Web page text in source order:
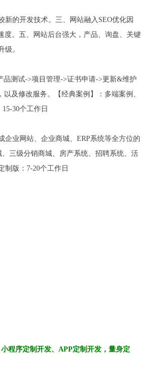
的开发技术。 三、网站融入 SEO优化因
。 五、网站后台强大，产品、询盘、关键
级。
测试->项目管理->证书申请->更新&维护
及修改服务。
【经典案例】：多端案例、
15-30个工作日
业网站、企业商城、 ERP系统等全方位的
三级分销商城、房产系统、招聘系统、活
制版： 7-20个工作日
程序定制开发、APP定制开发，量身定